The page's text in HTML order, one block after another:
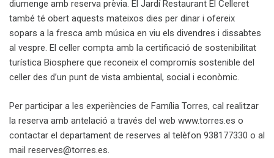
diumenge amb reserva prèvia. El Jardí Restaurant El Celleret
també té obert aquests mateixos dies per dinar i ofereix
sopars a la fresca amb música en viu els divendres i dissabtes
al vespre. El celler compta amb la certificació de sostenibilitat
turística Biosphere que reconeix el compromís sostenible del
celler des d’un punt de vista ambiental, social i econòmic.
Per participar a les experiències de Família Torres, cal realitzar
la reserva amb antelació a través del web www.torres.es o
contactar el departament de reserves al telèfon 938177330 o al
mail reserves@torres.es.